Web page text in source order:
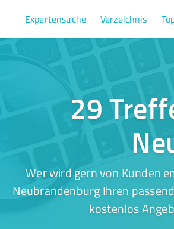
Expertensuche Verzeichnis
29
Wer wird gern von Kunden
Neubrandenburg Ihren
kostenlos